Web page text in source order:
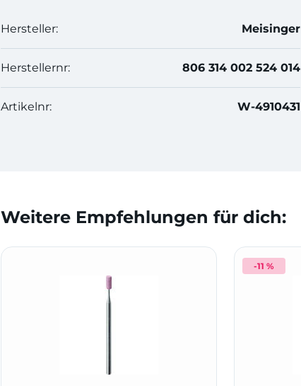
Hersteller: Meisinger
Herstellernr: 806 314 002 524 014
Artikelnr: W-4910431
Weitere Empfehlungen für dich:
-11 %